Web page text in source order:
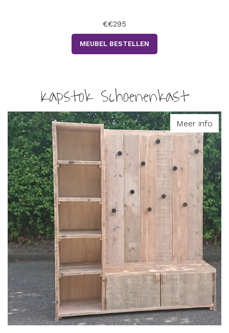
€€295
MEUBEL BESTELLEN
Kapstok Schoenenkast
Meer info